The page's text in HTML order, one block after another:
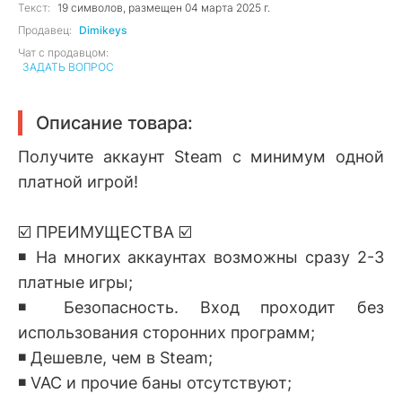
Текст:
19 символов, размещен 04 марта 2025 г.
Продавец:
Dimikeys
Чат с продавцом:
ЗАДАТЬ ВОПРОС
Описание товара:
Получите аккаунт Steam с минимум одной
платной игрой!
☑️ ПРЕИМУЩЕСТВА ☑️
◾️ На многих аккаунтах возможны сразу 2-3
платные игры;
◾️ Безопасность. Вход проходит без
использования сторонних программ;
◾️ Дешевле, чем в Steam;
◾️ VAC и прочие баны отсутствуют;